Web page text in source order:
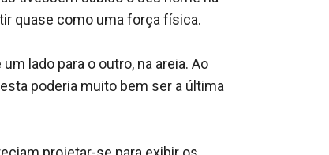
pela fantasia mais uma vez.
de Rice e suplicar por mais."